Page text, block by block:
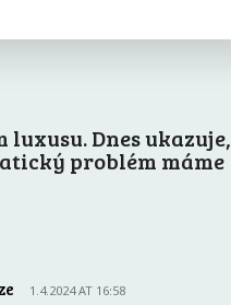
luxusu. Dnes ukazuje,
problém máme
1.4.2024 AT 16:58